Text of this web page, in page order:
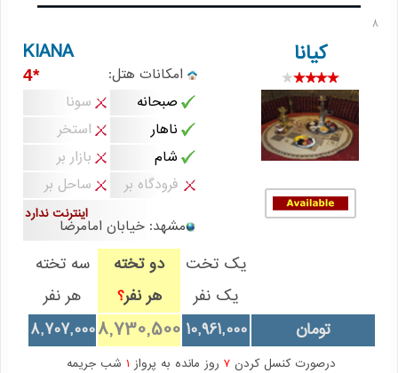
8
کیانا KIANA
امکانات هتل: *4
صبحانه
سونا
ناهار
استخر
شام
بازار بر
فرودگاه بر
ساحل بر
اینترنت ندارد
مشهد: خیابان امامرضا
یک تخت
یک نفر
دو تخته
هر نفر؟
سه تخته
هر نفر
تومان
10,961,000
8,730,500
8,707,000
درصورت کنسل کردن 7 روز مانده به پرواز شب جریمه